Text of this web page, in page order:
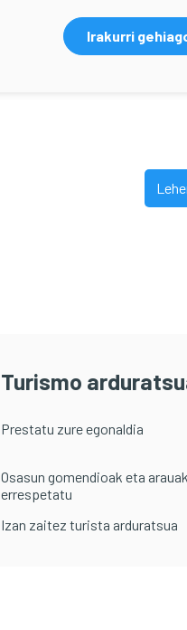
Irakurri
Turismo
Prestatu zure egonaldia
Osasun gomendioak eta arauak
errespetatu
Izan zaitez turista arduratsua